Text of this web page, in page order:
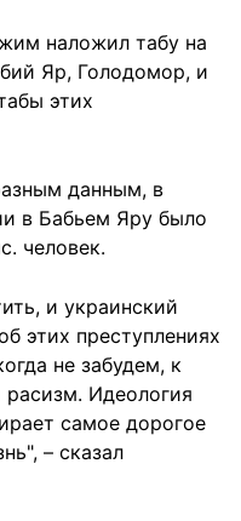
наложил табу на
Яр, Голодомор, и
этих
данным, в
в Бабьем Яру было
человек.
и украинский
этих преступлениях
не забудем, к
Идеология
самое дорогое
– сказал